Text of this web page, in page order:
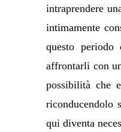
intraprendere
intimamente
questo
affrontarli con
possibilità che
riconducendolo
qui diventa